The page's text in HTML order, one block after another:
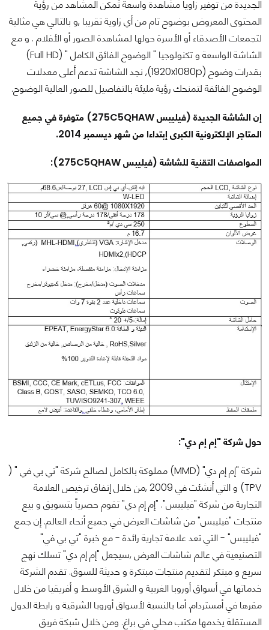
الجديدة من توفير زاويا مشاهدة واسعة تُمكن المشاهد من رؤية
المحتوى المعروض بوضوح تام من أي زاوية تقريبا ,و بالتالي هي مثالية
لتجمعات الأصدقاء أو الأسرة حولها لمشاهدة الصور أو الأفلام . و مع
الشاشة الواسعة و تكنولوجيا " الوضوح الفائق الكامل " (Full HD)
بقدرات وضوح (1920x1080p), نجد الشاشة تدعم أعلى معدلات
الوضوح الفائقة لتمنحك رؤية مليئة بالتفاصيل للصور العالية الوضوح.
إن الشاشة الجديدة (فيليبس 275C5QHAW) متوفرة في جميع
المتاجر الإلكترونية الكبرى إبتداءا من شهر ديسمبر 2014.
المواصفات التقنية للشاشة (فيليبس 275C5QHAW):
حول شركة "إم إم دي":
شركة "إم إم دي" (MMD) مملوكة بالكامل لصالح شركة "تي بي في " (
TPV) و التي أنشئت في 2009 ,من خلال إتفاق ترخيص العلامة
التجارية من شركة "فيليبس". "إم إم دي" تقوم حصرياً بتسويق و بيع
منتجات "فيليبس" من شاشات العرض في جميع أنحاء العالم. إن جمع
"فيليبس" - التي تعد علامة تجارية رائدة - مع خبرة "تي بي في"
التصنيعية في عالم شاشات العرض ,سيجعل "إم إم دي" تسلك نهج
سريع و مبتكر لتقديم منتجات مبتكرة و حديثة للسوق. تقدم الشركة
خدماتها في أسواق أوروبا الغربية و الشرق الأوسط و أفريقيا من خلال
مقرها في أمستردام. أما بالنسبة لأسواق أوروبا الشرقية و رابطة الدول
المستقلة يخدمها مكتب محلي في براغ. ومن خلال شبكة فريق